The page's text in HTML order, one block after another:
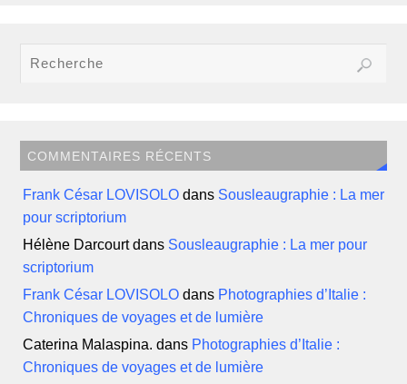
COMMENTAIRES RÉCENTS
Frank César LOVISOLO dans Sousleaugraphie : La mer
pour scriptorium
Hélène Darcourtdans Sousleaugraphie : La mer pour
scriptorium
Frank César LOVISOLO dans Photographies d’Italie :
Chroniques de voyages et de lumière
Caterina Malaspina. dans Photographies d’Italie :
Chroniques de voyages et de lumière